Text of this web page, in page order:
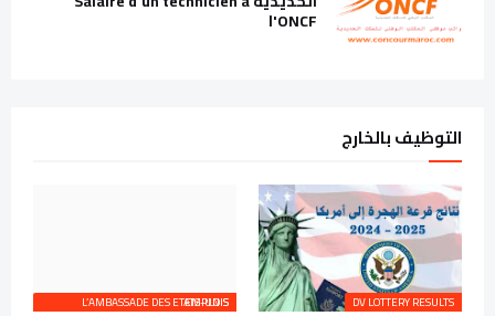
l'ONCF
التوظيف بالخارج
DV LOTTERY RESULTS
L’AMBASSADE DES ETATS-UNIS EMPLOIS